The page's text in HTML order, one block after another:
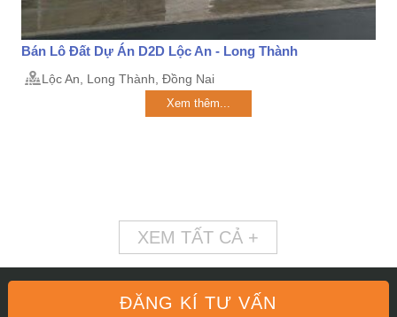
Bán Lô Đất Dự Án D2D Lộc An - Long Thành
Lộc An, Long Thành, Đồng Nai
Xem thêm...
XEM TẤT CẢ +
ĐĂNG KÍ TƯ VẤN